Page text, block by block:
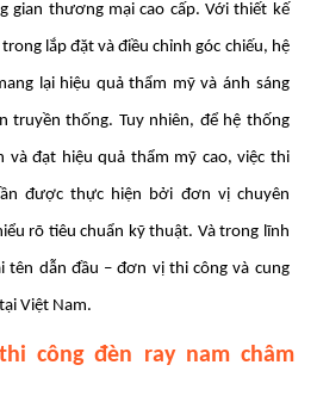
gian thương mại cao cấp. Với thiết kế
lắp đặt và điều chỉnh góc chiếu, hệ
lại hiệu quả thẩm mỹ và ánh sáng
truyền thống. Tuy nhiên, để hệ thống
và đạt hiệu quả thẩm mỹ cao, việc thi
được thực hiện bởi đơn vị chuyên
rõ tiêu chuẩn kỹ thuật. Và trong lĩnh
tên dẫn đầu – đơn vị thi công và cung
Việt Nam.
công đèn ray nam châm